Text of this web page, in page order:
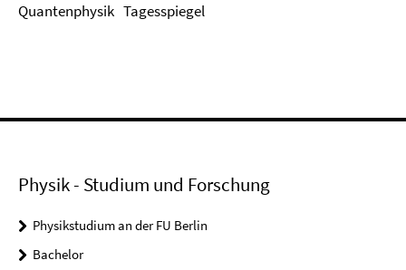
Quantenphysik Tagesspiegel
Physik - Studium und Forschung
Physikstudium an der FU Berlin
Bachelor